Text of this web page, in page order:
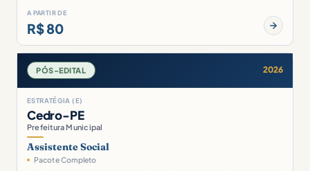
A PARTIR DE
R$ 80
PÓS-EDITAL 2026
ESTRATÉGIA (E)
Cedro-PE
Prefeitura Municipal
Assistente Social
Pacote Completo